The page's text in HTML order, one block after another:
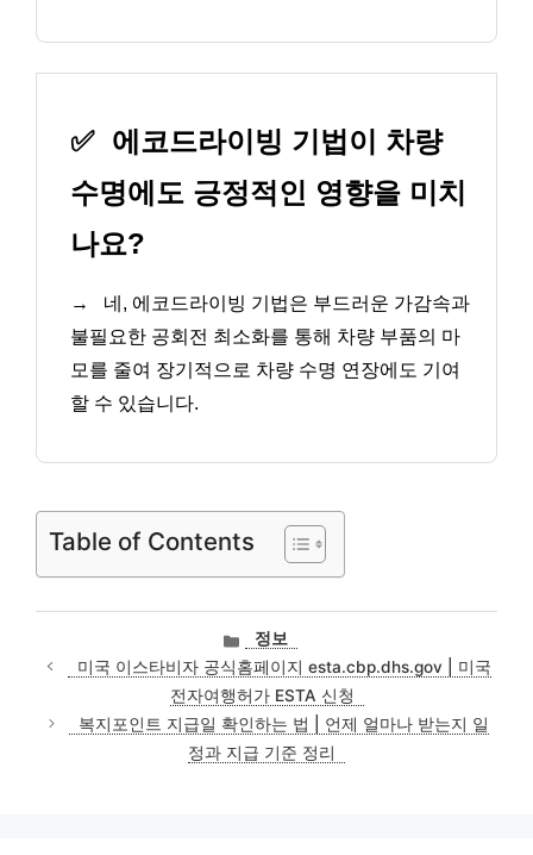
✅ 에코드라이빙 기법이 차량
수명에도 긍정적인 영향을 미치
나요?
→
네, 에코드라이빙 기법은 부드러운 가감속과
불필요한 공회전 최소화를 통해 차량 부품의 마
모를 줄여 장기적으로 차량 수명 연장에도 기여
할 수 있습니다.
Table of Contents
카
테
고
리
정보
미국 이스타비자 공식홈페이지 esta.cbp.dhs.gov | 미국
전자여행허가 ESTA 신청
복지포인트 지급일 확인하는 법 | 언제 얼마나 받는지 일
정과 지급 기준 정리